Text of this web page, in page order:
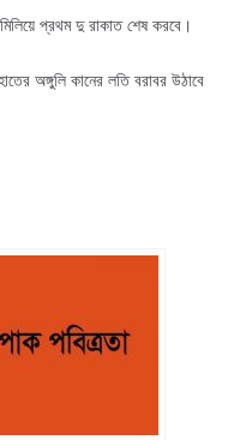
প্রথম দু রাকাত শেষ করবে।
অঙ্গুলি কানের লতি বরাবর উঠাবে